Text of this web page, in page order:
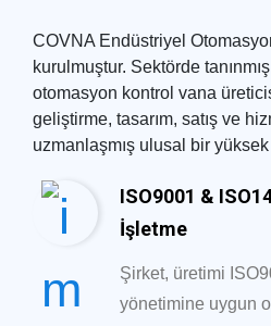
COVNA Endüstriyel
kurulmuştur. Sektörde
otomasyon kontrol vana
geliştirme, tasarım, satış ve
uzmanlaşmış ulusal bir
ISO9001 &
İşletme
Şirket, üretimi
yönetimine uygun